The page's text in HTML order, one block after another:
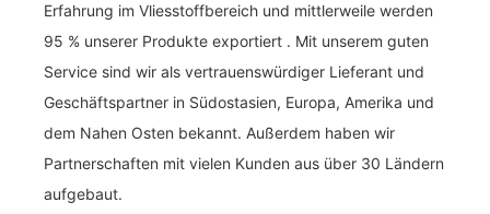
Erfahrung im Vliesstoffbereich und mittlerweile werden
95 % unserer Produkte exportiert . Mit unserem guten
Service sind wir als vertrauenswürdiger Lieferant und
Geschäftspartner in Südostasien, Europa, Amerika und
dem Nahen Osten bekannt. Außerdem haben wir
Partnerschaften mit vielen Kunden aus über 30 Ländern
aufgebaut.